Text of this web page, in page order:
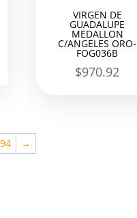
VIRGEN DE
GUADALUPE
MEDALLON
C/ANGELES ORO-
FOG036B
$970.92
→